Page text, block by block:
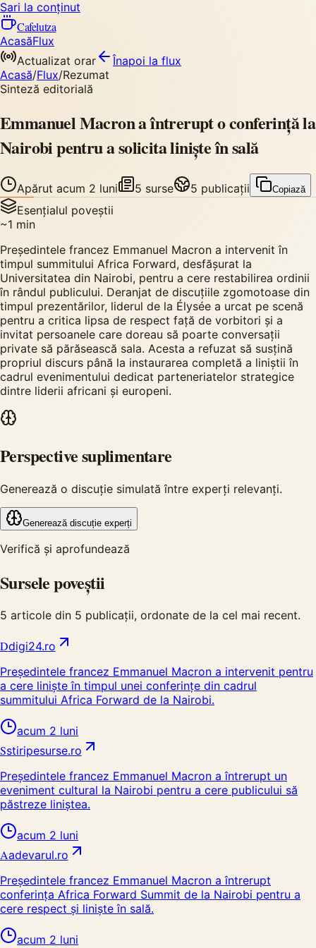
Sari la conținut
Cafelutza
AcasăFlux
Actualizat orar
Înapoi la flux
Acasă/Flux/Rezumat
Sinteză editorială
Emmanuel Macron a întrerupt o conferință la
Nairobi pentru a solicita liniște în sală
Apărut acum 2 luni 5 surse 5 publicații Copiază
Esențialul poveștii
~1 min
Președintele francez Emmanuel Macron a intervenit în
timpul summitului Africa Forward, desfășurat la
Universitatea din Nairobi, pentru a cere restabilirea ordinii
în rândul publicului. Deranjat de discuțiile zgomotoase din
timpul prezentărilor, liderul de la Élysée a urcat pe scenă
pentru a critica lipsa de respect față de vorbitori și a
invitat persoanele care doreau să poarte conversații
private să părăsească sala. Acesta a refuzat să susțină
propriul discurs până la instaurarea completă a liniștii în
cadrul evenimentului dedicat parteneriatelor strategice
dintre liderii africani și europeni.
Perspective suplimentare
Generează o discuție simulată între experți relevanți.
Generează discuție experți
Verifică și aprofundează
Sursele poveștii
5 articole din 5 publicații, ordonate de la cel mai recent.
Ddigi24.ro
Președintele francez Emmanuel Macron a intervenit pentru
a cere liniște în timpul unei conferințe din cadrul
summitului Africa Forward de la Nairobi.
acum 2 luni
Sstiripesurse.ro
Președintele francez Emmanuel Macron a întrerupt un
eveniment cultural la Nairobi pentru a cere publicului să
păstreze liniștea.
acum 2 luni
Aadevarul.ro
Președintele francez Emmanuel Macron a întrerupt
conferința Africa Forward Summit de la Nairobi pentru a
cere respect și liniște în sală.
acum 2 luni